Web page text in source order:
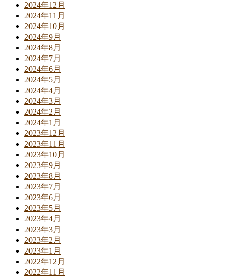
2024年12月
2024年11月
2024年10月
2024年9月
2024年8月
2024年7月
2024年6月
2024年5月
2024年4月
2024年3月
2024年2月
2024年1月
2023年12月
2023年11月
2023年10月
2023年9月
2023年8月
2023年7月
2023年6月
2023年5月
2023年4月
2023年3月
2023年2月
2023年1月
2022年12月
2022年11月